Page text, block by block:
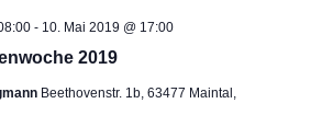
2019
- 10. Mai 2019 @ 17:00
Beethovenstr. 1b, 63477 Maintal,